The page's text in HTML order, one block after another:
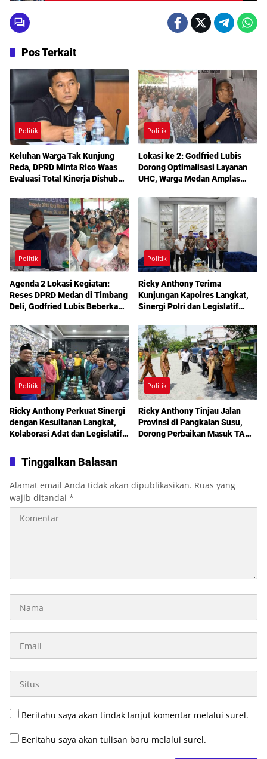
Pos Terkait
Politik
Keluhan Warga Tak Kunjung
Reda, DPRD Minta Rico Waas
Evaluasi Total Kinerja Dishub
Politik
Lokasi ke 2: Godfried Lubis
Dorong Optimalisasi Layanan
UHC, Warga Medan Amplas
Berobat Gratis Bermodal KTP
Politik
Agenda 2 Lokasi Kegiatan:
Reses DPRD Medan di Timbang
Deli, Godfried Lubis Beberkan
Layanan Kesehatan Gratis
Politik
Ricky Anthony Terima
Kunjungan Kapolres Langkat,
Sinergi Polri dan Legislatif
Politik
Ricky Anthony Perkuat Sinergi
dengan Kesultanan Langkat,
Kolaborasi Adat dan Legislatif
Politik
Ricky Anthony Tinjau Jalan
Provinsi di Pangkalan Susu,
Dorong Perbaikan Masuk TA
Tinggalkan Balasan
Alamat email Anda tidak akan dipublikasikan. Ruas yang
wajib ditandai *
Beritahu saya akan tindak lanjut komentar melalui surel.
Beritahu saya akan tulisan baru melalui surel.